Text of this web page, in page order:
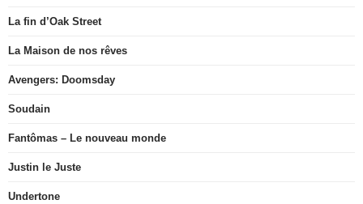
La fin d’Oak Street
La Maison de nos rêves
Avengers: Doomsday
Soudain
Fantômas – Le nouveau monde
Justin le Juste
Undertone